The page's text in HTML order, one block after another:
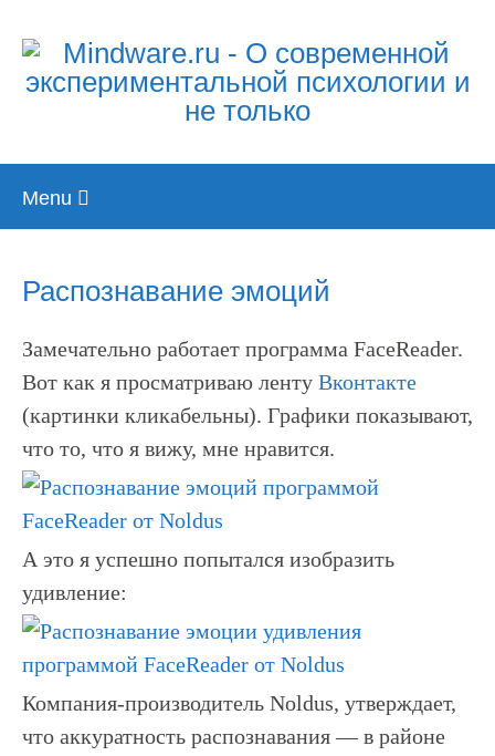
Menu
Распознавание эмоций
Замечательно работает программа FaceReader.
Вот как я просматриваю ленту Вконтакте
(картинки кликабельны). Графики показывают,
что то, что я вижу, мне нравится.
А это я успешно попытался изобразить
удивление:
Компания-производитель Noldus, утверждает,
что аккуратность распознавания — в районе